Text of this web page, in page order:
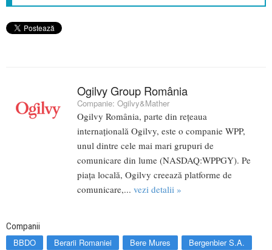
Ogilvy Group România
Companie: Ogilvy&Mather
Ogilvy România, parte din rețeaua
internațională Ogilvy, este o companie WPP,
unul dintre cele mai mari grupuri de
comunicare din lume (NASDAQ:WPPGY). Pe
piața locală, Ogilvy creează platforme de
comunicare,... vezi detalii »
Companii
BBDO Berarii Romaniei Bere Mures
Bergenbier S.A.